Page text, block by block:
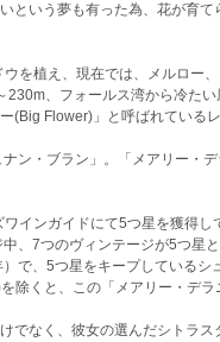
という夢も有った為、花が育
を植え、現在では、メルロー
、フォールス湾から冷た
Flower)」と呼ばれている
ン・ブラン」。「メアリー・
インガイドにて5つ星を獲得し
、7つのヴィンテージが5つ星と
で、5つ星をキープしているシ
除くと、この「メアリー・デラ
でなく、彼女の選んだシトラ